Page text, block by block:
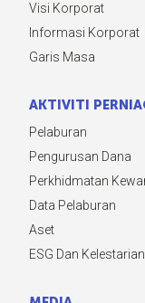
Visi Korporat
Informasi Korporat
Garis Masa
AKTIVITI
Pelaburan
Pengurusan Dana
Perkhidmatan
Data Pelaburan
Aset
ESG Dan Kelestarian